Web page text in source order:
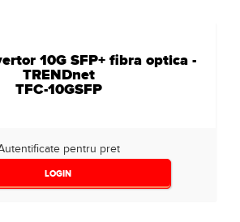
10G SFP+ fibra optica -
TRENDnet
TFC-10GSFP
pentru pret
LOGIN